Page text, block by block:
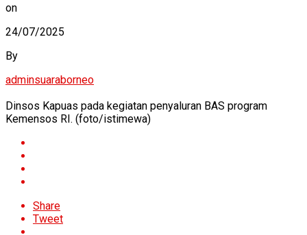
on
24/07/2025
By
adminsuaraborneo
Dinsos Kapuas pada kegiatan penyaluran BAS program
Kemensos RI. (foto/istimewa)
Share
Tweet